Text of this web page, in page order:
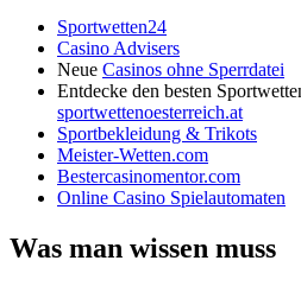
Sportwetten24
Casino Advisers
Neue Casinos ohne Sperrdatei
Entdecke den besten
sportwettenoesterreich.at
Sportbekleidung & Trikots
Meister-Wetten.com
Bestercasinomentor.com
Online Casino Spielautomaten
Was man wissen muss